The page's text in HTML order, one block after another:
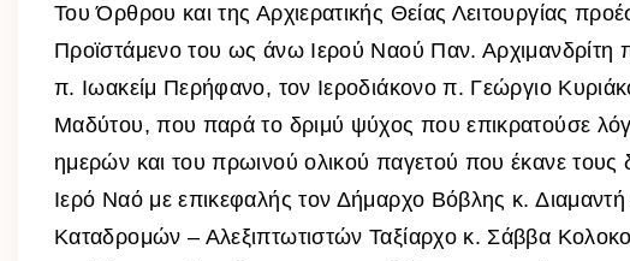
Του Όρθρου και της Αρχιερατικής Θείας Λειτουργίας
Προϊστάμενο του ως άνω Ιερού Ναού Παν. Αρχιμανδρίτη
π. Ιωακείμ Περήφανο, τον Ιεροδιάκονο π. Γεώργιο
Μαδύτου, που παρά το δριμύ ψύχος που επικρατούσε
ημερών και του πρωινού ολικού παγετού που έκανε
Ιερό Ναό με επικεφαλής τον Δήμαρχο Βόβλης κ. Διαμαντή
Καταδρομών – Αλεξιπτωτιστών Ταξίαρχο κ. Σάββα